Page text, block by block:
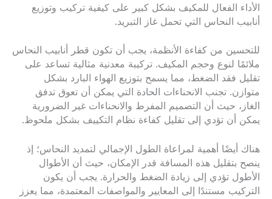
الأداء الفعال للمكيف بشكل كبير على كيفية تركيب وتوزيع
أنابيب النحاس التي تحمل غاز التبريد.
للتحسين من كفاءة الأنظمة، يجب أن تكون قطر أنابيب النحاس
ملائمًا لنوع وحجم المكيف. تركيبة معدنية مثالية تساعد على
تقليل فقد الضغط، مما يسمح بتوزيع الهواء البارد بشكل
متوازن. تجنب الانحناءات الحادة التي يمكن أن تعوق تدفق
الغاز، حيث أن التصميم المفرط والانحناءات غير الضرورية
يمكن أن تؤدي إلى تقليل كفاءة نظام التكييف بشكل ملحوظ.
هناك أيضًا أهمية لمراعاة الطول الإجمالي لتمديد النحاس؛ إذ
ينصح بتقليل هذه المسافة قدر الإمكان، حيث أن الأطوال
الأطول تؤدي إلى زيادة الضغط والحرارة. يجب أن يكون
التركيب مستندًا إلى المعايير والمواصفات المعتمدة، مما يعزز